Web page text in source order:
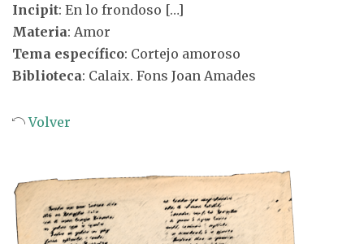
Incipit: En lo frondoso […]
Materia: Amor
Tema específico: Cortejo amoroso
Biblioteca: Calaix. Fons Joan Amades
Volver